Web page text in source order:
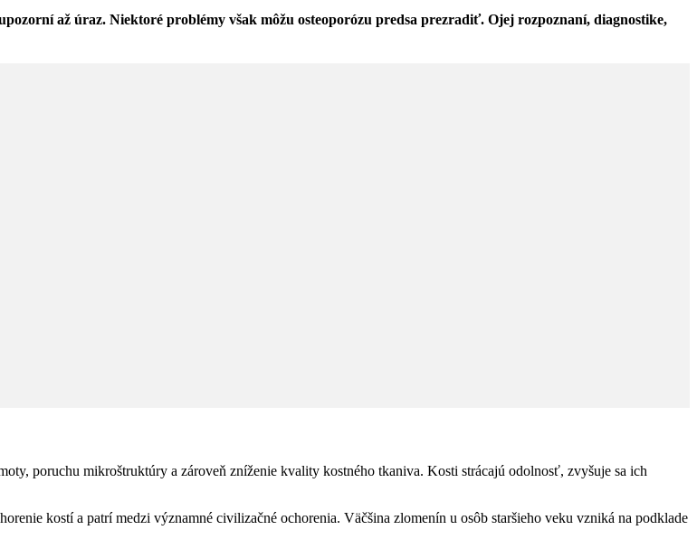
až úraz. Niektoré problémy však môžu osteoporózu predsa prezradiť. Ojej rozpoznaní, diagnostike,
poruchu mikroštruktúry a zároveň zníženie kvality kostného tkaniva. Kosti strácajú odolnosť, zvyšuje sa ich
kostí a patrí medzi významné civilizačné ochorenia. Väčšina zlomenín u osôb staršieho veku vzniká na podklade